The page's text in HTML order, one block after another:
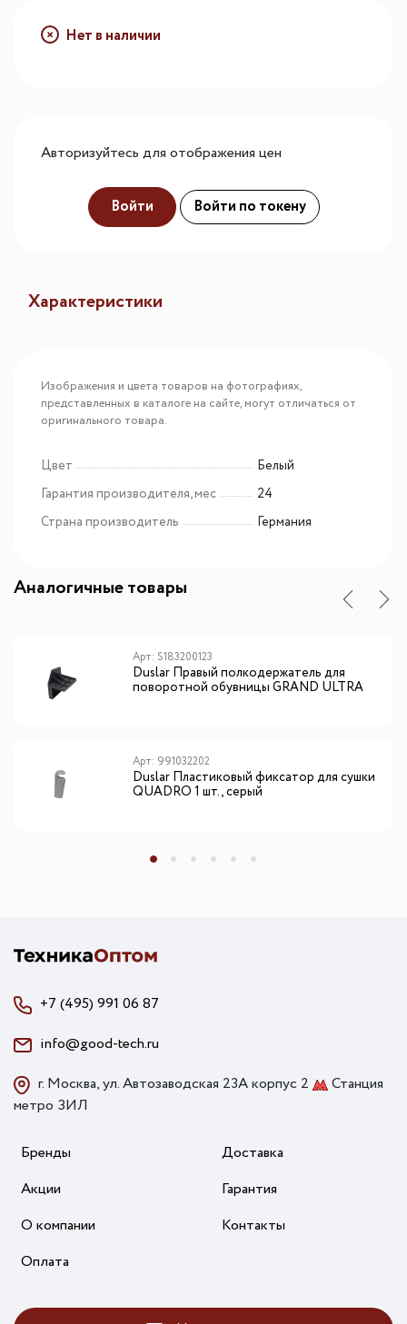
Нет в наличии
Авторизуйтесь для отображения цен
Войти Войти по токену
Характеристики
Изображения и цвета товаров на фотографиях,
представленных в каталоге на сайте, могут отличаться от
оригинального товара.
Цвет
Белый
Гарантия производителя, мес
24
Страна производитель
Германия
Аналогичные товары
Арт: S183200123
Duslar Правый полкодержатель для
поворотной обувницы GRAND ULTRA
Арт: 991032202
Duslar Пластиковый фиксатор для сушки
QUADRO 1 шт., серый
+7 (495) 991 06 87
info@good-tech.ru
г. Москва, ул. Автозаводская 23А корпус 2
Станция
метро ЗИЛ
Бренды
Акции
О компании
Оплата
Доставка
Гарантия
Контакты